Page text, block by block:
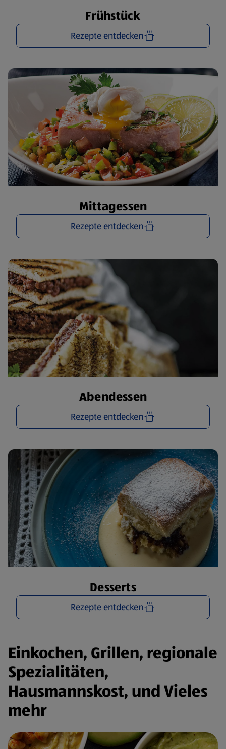
Frühstück
Rezepte entdecken
Mittagessen
Rezepte entdecken
Abendessen
Rezepte entdecken
Desserts
Rezepte entdecken
Einkochen, Grillen, regionale
Spezialitäten,
Hausmannskost, und Vieles
mehr